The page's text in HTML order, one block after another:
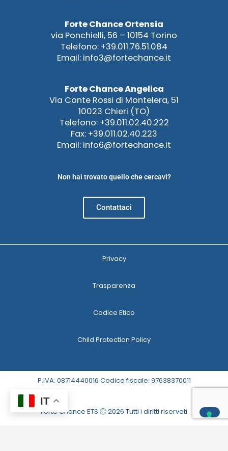
Forte Chance Ortensia
via Ponchielli, 56 – 10154 Torino
Telefono: +39.011.76.51.084
Email: info3@fortechance.it
Forte Chance Angelica
Via Conte Rossi di Montelera, 51
10023 Chieri (TO)
Telefono: +39.011.02.40.222
Fax: +39.011.02.40.223
Email: info6@fortechance.it
Non hai trovato quello che cercavi?
Contattaci
Privacy
Trasparenza
Codice Etico
Child Protection Policy
P.IVA: 08714440016 Codice fiscale: 97638370011
Forte Chance ETS Ⓒ 2026 Tutti i diritti riservati
IT